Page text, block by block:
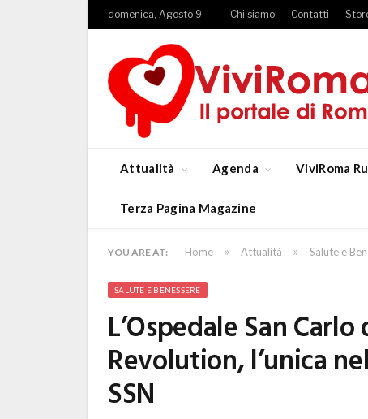
domenica, Agosto 9 Chi siamo Contatti
Attualità Agenda ViviRoma
Terza Pagina Magazine
YOU ARE AT: Home » Attualità » Salute e
SALUTE E BENESSERE
L’Ospedale San
Revolution, l’unica
SSN